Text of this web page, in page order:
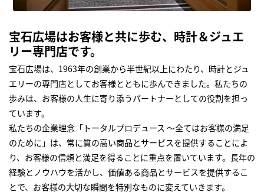
宝石広場はお客様と共に歩む、時計＆ジュエ
リー専門店です。
宝石広場は、1963年の創業から半世紀以上にわたり、時計とジュ
エリーの専門店としてお客様とともに歩んできました。私たちの
歩みは、お客様の人生に寄り添うパートナーとしての役割を担っ
ています。
私たちの企業理念「トータルプロデュース ～全てはお客様の満足
のために」は、常に質の高い商品とサービスを提供することによ
り、お客様の信頼と満足を得ることに重点を置いています。長年の
経験とノウハウを活かし、価値ある商品とサービスを提供するこ
とで、お客様の大切な瞬間を特別なものに変えていきます。